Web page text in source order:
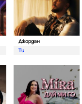
Джордан
Ти